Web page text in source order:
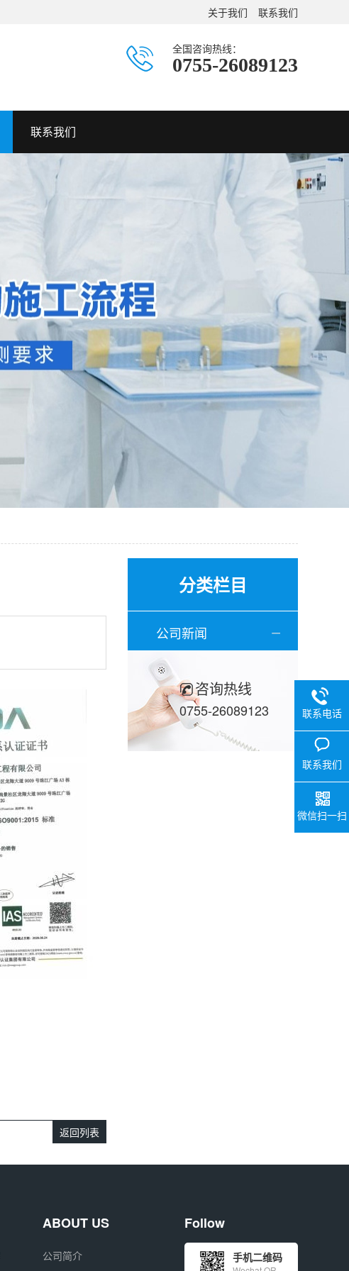
关于我们 联系我们
全国咨询热线：
0755-26089123
联系我们
分类栏目
公司新闻
咨询热线
0755-26089123
返回列表
ABOUT US
公司简介
Follow
手机二维码
联系电话
联系我们
微信扫一扫